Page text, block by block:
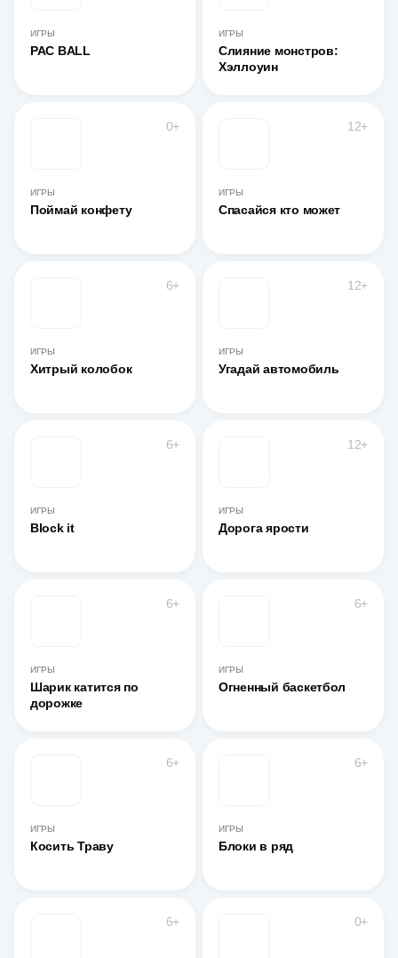
ИГРЫ
PAC BALL
ИГРЫ
Слияние монстров:
Хэллоуин
0+
ИГРЫ
Поймай конфету
12+
ИГРЫ
Спасайся кто может
6+
ИГРЫ
Хитрый колобок
12+
ИГРЫ
Угадай автомобиль
6+
ИГРЫ
Block it
12+
ИГРЫ
Дорога ярости
6+
ИГРЫ
Шарик катится по
дорожке
6+
ИГРЫ
Огненный баскетбол
6+
ИГРЫ
Косить Траву
6+
ИГРЫ
Блоки в ряд
6+ 0+